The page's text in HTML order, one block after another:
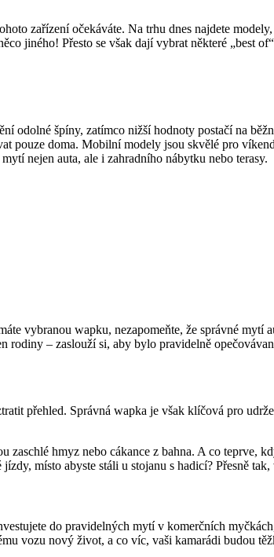
zařízení očekáváte. Na trhu dnes najdete modely,
jiného! Přesto se však dají vybrat některé „best
odolné špíny, zatímco nižší hodnoty postačí na
pouze doma. Mobilní modely jsou skvělé pro
nejen auta, ale i zahradního nábytku nebo terasy.
vybranou wapku, nezapomeňte, že správné
rodiny – zaslouží si, aby bylo pravidelně
přehled. Správná wapka je však klíčová pro
hmyz nebo cákance z bahna. A co teprve,
místo abyste stáli u stojanu s hadicí? Přesně
do pravidelných mytí v komerčních
vozu nový život, a co víc, vaši kamarádi budou